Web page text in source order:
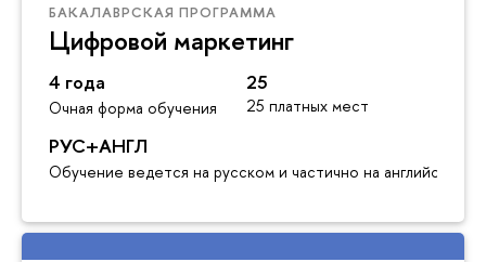
БАКАЛАВРСКАЯ ПРОГРАММА
Цифровой маркетинг
4 года
Очная форма обучения
25
25 платных мест
РУС+АНГЛ
Обучение ведется на русском и частично на английском